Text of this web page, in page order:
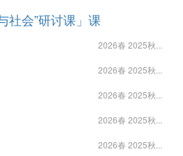
社会”研讨课」课
2026春 2025秋...
2026春 2025秋...
2026春 2025秋...
2026春 2025秋...
2026春 2025秋...